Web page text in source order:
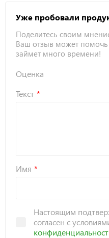
Уже пробовали
Поделитесь своим
Ваш отзыв может
займет много времени!
Оценка
Текст
Имя
Настоящим
согласен с